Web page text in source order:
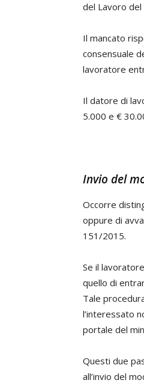
del Lavoro
Il mancato
consensuale
lavoratore
Il datore di
5.000 e €
Invio del
Occorre
oppure di
151/2015.
Se il
quello di
Tale
l’interessato
portale del
Questi due
all’invio del